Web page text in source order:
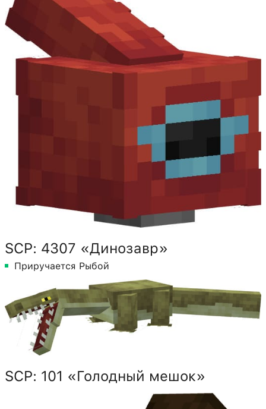
SCP: 4307 «Динозавр»
Приручается Рыбой
SCP: 101 «Голодный мешок»